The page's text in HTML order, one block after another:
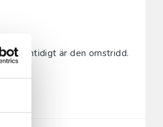
Samtidigt är den omstridd.